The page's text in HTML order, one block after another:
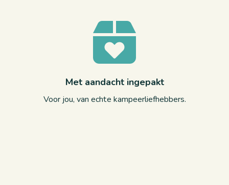
Met aandacht ingepakt
Voor jou, van echte kampeerliefhebbers.